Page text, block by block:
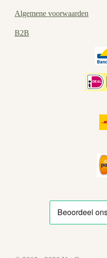
Algemene voorwaarden
B2B